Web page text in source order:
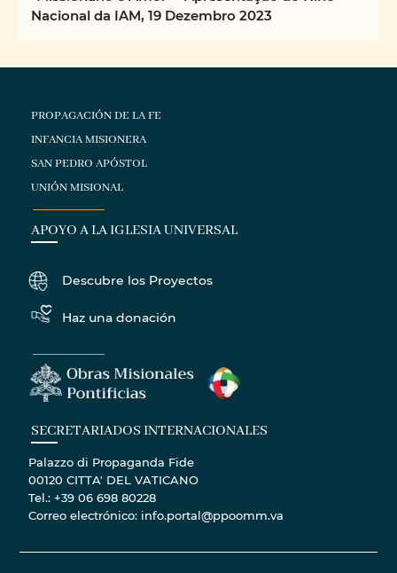
Nacional da IAM, 19 Dezembro 2023
PROPAGACIÓN DE LA FE
INFANCIA MISIONERA
SAN PEDRO APÓSTOL
UNIÓN MISIONAL
APOYO A LA IGLESIA UNIVERSAL
Descubre los Proyectos
Haz una donación
SECRETARIADOS INTERNACIONALES
Palazzo di Propaganda Fide
00120 CITTA' DEL VATICANO
Tel.: +39 06 698 80228
Correo electrónico: info.portal@ppoomm.va